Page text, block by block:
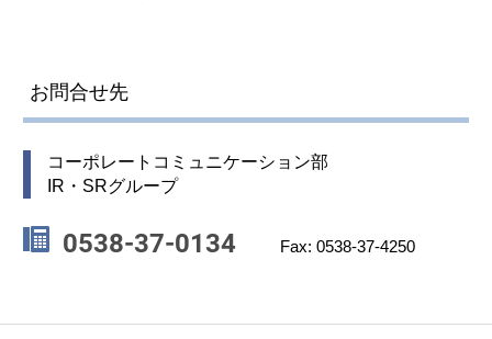
お問合せ先
コーポレートコミュニケーション部
IR・SRグループ
0538-37-0134 Fax: 0538-37-4250